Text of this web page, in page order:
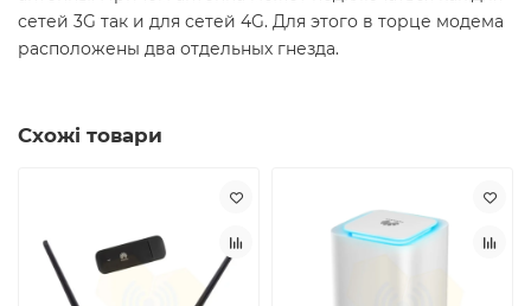
сетей 3G так и для сетей 4G. Для этого в торце модема
расположены два отдельных гнезда.
Схожі товари